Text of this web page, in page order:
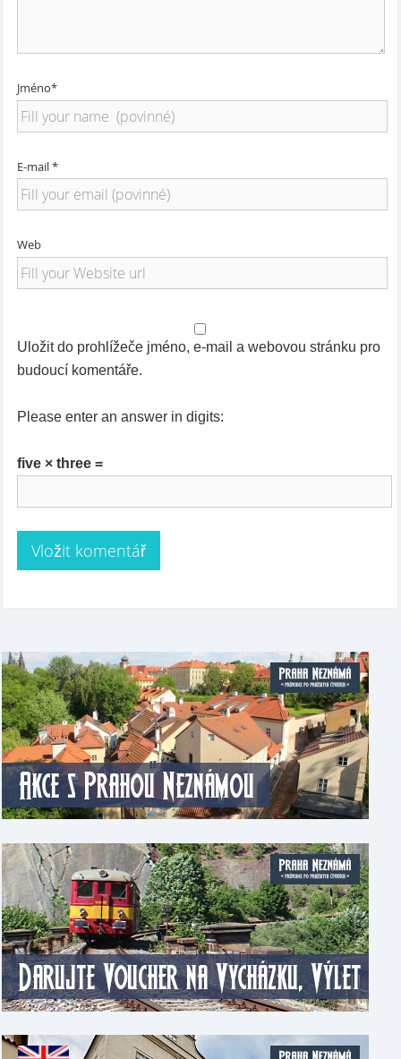
Jméno*
E-mail *
Web
Uložit do prohlížeče jméno, e-mail a webovou stránku pro
budoucí komentáře.
Please enter an answer in digits:
five × three =